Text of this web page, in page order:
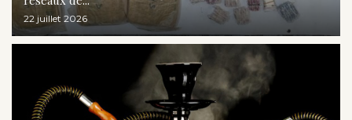
22 juillet 2026